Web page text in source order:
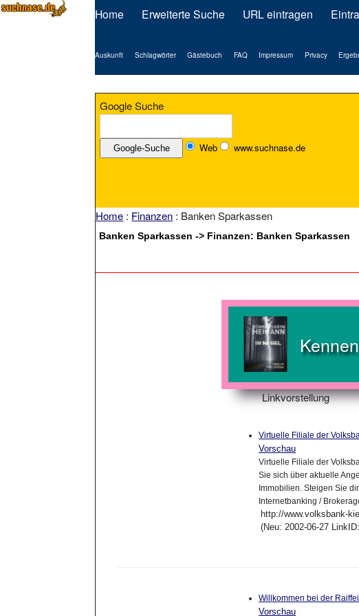
Home Erweiterte Suche URL eintragen
Auskunft Schlagwörter Gästebuch FAQ Impressum Privacy
Google Suche
Web www.suchnase.de
Home : Finanzen : Banken Sparkassen
Banken Sparkassen -> Finanzen: Banken Sparkassen
Linkvorstellung
Virtuelle Filiale der
Vorschau
Virtuelle Filiale der
Sie sich über aktuelle
Immobilien. Steigen Sie
Internetbanking /
http://www.volksbank-
(Neu: 2002-06-27
Willkommen bei der
Vorschau